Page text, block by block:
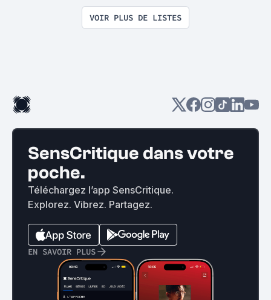
VOIR PLUS DE LISTES
SensCritique dans votre
poche.
Téléchargez l’app SensCritique.
Explorez. Vibrez. Partagez.
EN SAVOIR PLUS